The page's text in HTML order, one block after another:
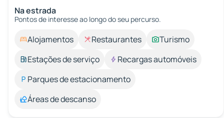
Na estrada
Pontos de interesse ao longo do seu percurso.
Alojamentos Restaurantes
Turismo
Estações de serviço
Recargas automóveis
Parques de estacionamento
Áreas de descanso